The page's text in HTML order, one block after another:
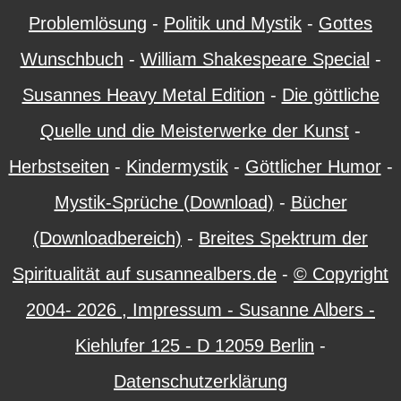
Problemlösung - Politik und Mystik - Gottes
Wunschbuch - William Shakespeare Special -
Susannes Heavy Metal Edition - Die göttliche
Quelle und die Meisterwerke der Kunst -
Herbstseiten - Kindermystik- Göttlicher Humor-
Mystik-Sprüche (Download) - Bücher
(Downloadbereich) - Breites Spektrum der
Spiritualität auf susannealbers.de - © Copyright
2004- 2026 , Impressum - Susanne Albers -
Kiehlufer 125 - D 12059 Berlin -
Datenschutzerklärung